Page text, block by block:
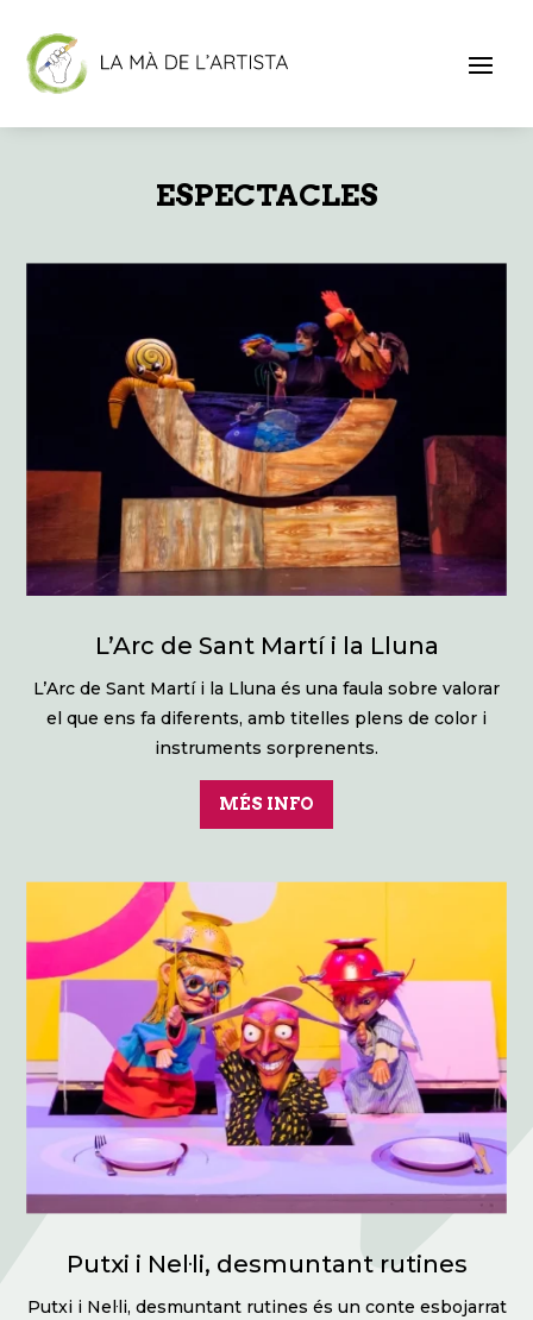
ESPECTACLES
L’Arc de Sant Martí i la Lluna
L’Arc de Sant Martí i la Lluna és una faula sobre valorar
el que ens fa diferents, amb titelles plens de color i
instruments sorprenents.
MÉS INFO
Putxi i Nel·li, desmuntant rutines
Putxi i Nel·li, desmuntant rutines és un conte esbojarrat